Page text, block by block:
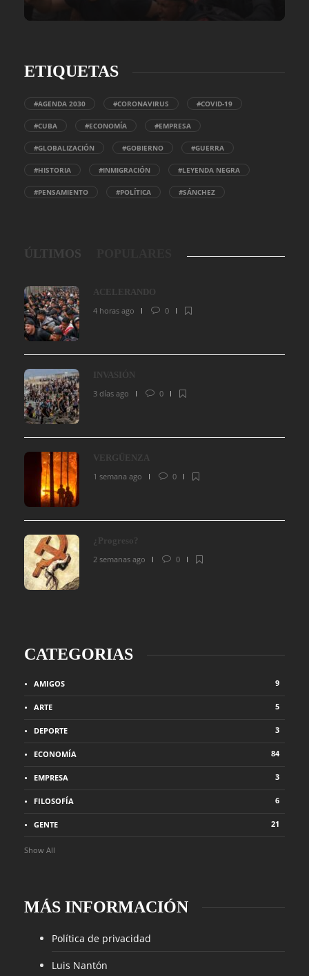
ETIQUETAS
#AGENDA 2030 #CORONAVIRUS #COVID-19
#CUBA #ECONOMÍA #EMPRESA
#GLOBALIZACIÓN #GOBIERNO #GUERRA
#HISTORIA #INMIGRACIÓN #LEYENDA NEGRA
#PENSAMIENTO #POLÍTICA #SÁNCHEZ
ÚLTIMOS
ACELERANDO
4 horas ago
0
INVASIÓN
3 días ago
0
VERGÜENZA
1 semana ago
0
¿Progreso?
2 semanas ago
0
CATEGORIAS
AMIGOS 9
ARTE 5
DEPORTE 3
ECONOMÍA 84
EMPRESA 3
FILOSOFÍA 6
GENTE 21
Show All
MÁS INFORMACIÓN
Política de privacidad
Luis Nantón